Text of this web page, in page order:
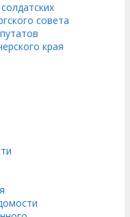
совета
края